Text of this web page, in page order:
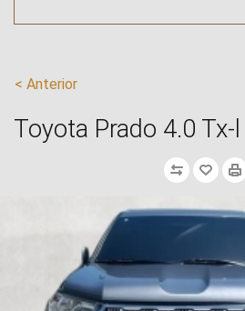
< Anterior
Toyota Prado 4.0 Tx-